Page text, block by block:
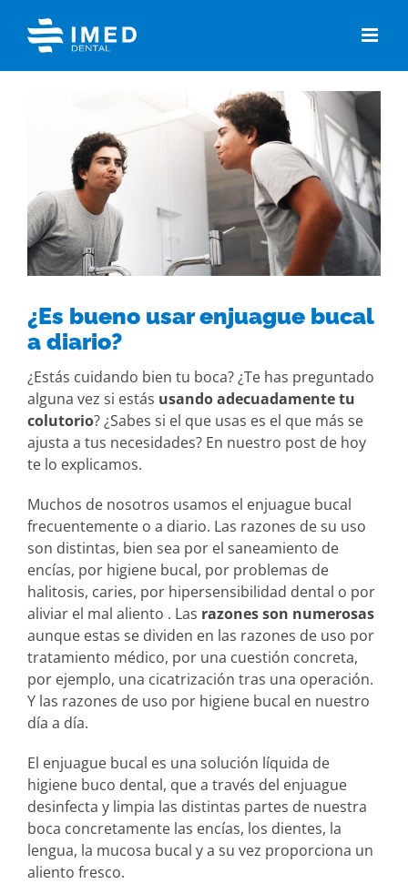
content
¿Es bueno usar enjuague bucal
a diario?
¿Estás cuidando bien tu boca? ¿Te has preguntado
alguna vez si estás usando adecuadamente tu
colutorio? ¿Sabes si el que usas es el que más se
ajusta a tus necesidades? En nuestro post de hoy
te lo explicamos.
Muchos de nosotros usamos el enjuague bucal
frecuentemente o a diario. Las razones de su uso
son distintas, bien sea por el saneamiento de
encías, por higiene bucal, por problemas de
halitosis, caries, por hipersensibilidad dental o por
aliviar el mal aliento . Las razones son numerosas
aunque estas se dividen en las razones de uso por
tratamiento médico, por una cuestión concreta,
por ejemplo, una cicatrización tras una operación.
Y las razones de uso por higiene bucal en nuestro
día a día.
El enjuague bucal es una solución líquida de
higiene buco dental, que a través del enjuague
desinfecta y limpia las distintas partes de nuestra
boca concretamente las encías, los dientes, la
lengua, la mucosa bucal y a su vez proporciona un
aliento fresco.